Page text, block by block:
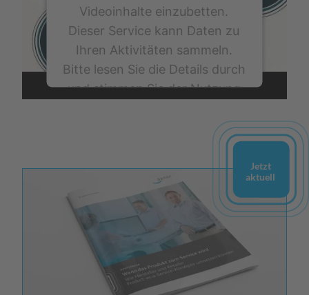
Videoinhalte einzubetten.
Dieser Service kann Daten zu
Ihren Aktivitäten sammeln.
Bitte lesen Sie die Details durch
und stimmen Sie der Nutzung
Akzeptieren
powered by
Usercentrics Consent
Management Platform
Jetzt
aktuell